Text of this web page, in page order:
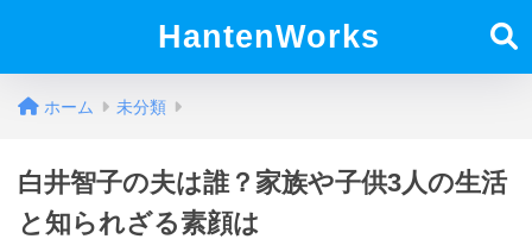
HantenWorks
ホーム 未分類
白井智子の夫は誰？家族や子供3人の生活
と知られざる素顔は